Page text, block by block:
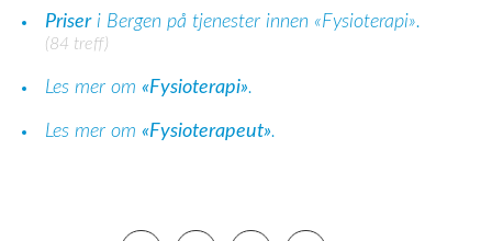
Priseri Bergen på tjenester innen «Fysioterapi».
(84 treff)
Les mer om «Fysioterapi».
Les mer om «Fysioterapeut».